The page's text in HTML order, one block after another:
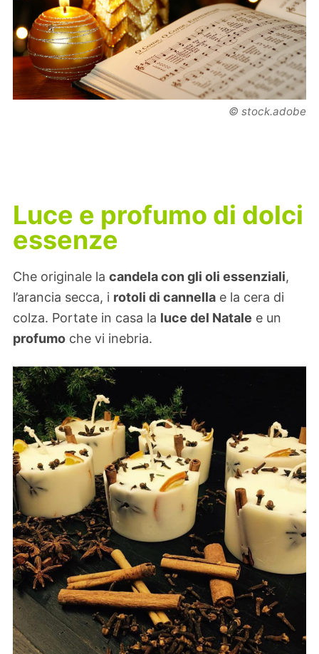
© stock.adobe
Luce e profumo di dolci
essenze
Che originale la candela con gli oli essenziali,
l’arancia secca, i rotoli di cannella e la cera di
colza. Portate in casa la luce del Natale e un
profumo che vi inebria.